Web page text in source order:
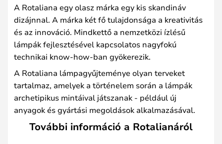
A Rotaliana egy olasz márka egy kis skandináv
dizájnnal. A márka két fő tulajdonsága a kreativitás
és az innováció. Mindkettő a nemzetközi ízlésű
lámpák fejlesztésével kapcsolatos nagyfokú
technikai know-how-ban gyökerezik.
A Rotaliana lámpagyűjteménye olyan terveket
tartalmaz, amelyek a történelem során a lámpák
archetipikus mintáival játszanak - például új
anyagok és gyártási megoldások alkalmazásával.
További információ a Rotalianáról